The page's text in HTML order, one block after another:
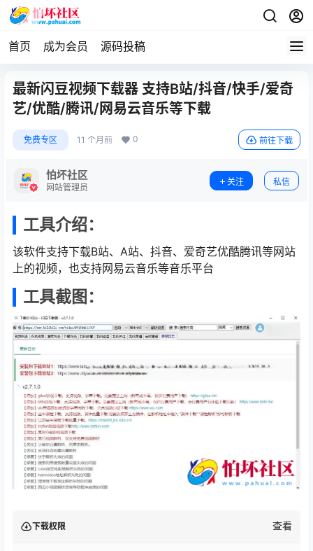
首页 成为会员 源码投稿
最新闪豆视频下载器 支持B站/抖音/快手/爱奇
艺/优酷/腾讯/网易云音乐等下载
免费专区 11 个月前 0 前往下载
怕坏社区
网站管理员
关注 私信
工具介绍：
该软件支持下载B站、A站、抖音、爱奇艺优酷腾讯等网站
上的视频，也支持网易云音乐等音乐平台
工具截图：
下载权限 查看